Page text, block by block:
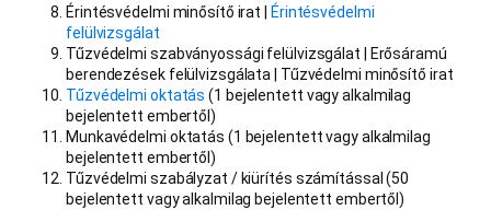
Érintésvédelmi minősítő irat |
Érintésvédelmi
felülvizsgálat
Tűzvédelmi szabványossági felülvizsgálat | Erősáramú
berendezések felülvizsgálata | Tűzvédelmi minősítő irat
Tűzvédelmi oktatás (1 bejelentett vagy alkalmilag
bejelentett embertől)
Munkavédelmi oktatás (1 bejelentett vagy alkalmilag
bejelentett embertől)
Tűzvédelmi szabályzat / kiürítés számítással (50
bejelentett vagy alkalmilag bejelentett embertől)